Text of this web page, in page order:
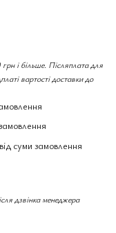
і більше. Післяплата для
вартості доставки до
суми замовлення
дзвінка менеджера